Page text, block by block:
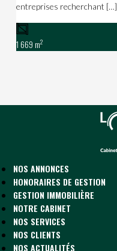
entreprises recherchant […]
1 669 m2
NOS ANNONCES
HONORAIRES DE GESTION
GESTION IMMOBILIÈRE
NOTRE CABINET
NOS SERVICES
NOS CLIENTS
NOS ACTUALITÉS